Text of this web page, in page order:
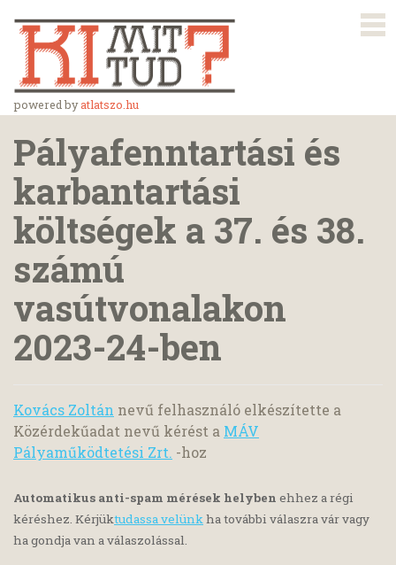
powered byatlatszo.hu
Pályafenntartási és
karbantartási
költségek a 37. és 38.
számú
vasútvonalakon
2023-24-ben
Kovács Zoltán nevű felhasználó elkészítette a
Közérdekűadat nevű kérést a MÁV
Pályaműködtetési Zrt. -hoz
Automatikus anti-spam mérések helyben ehhez a régi
kéréshez. Kérjüktudassa velünkha további válaszra vár vagy
ha gondja van a válaszolással.